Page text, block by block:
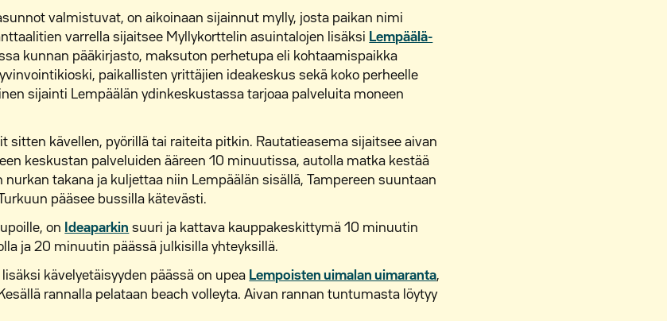
valmistuvat, on aikoinaan sijainnut mylly, josta paikan nimi
varrella sijaitsee Myllykorttelin asuintalojen lisäksi Lempäälä-
kunnan pääkirjasto, maksuton perhetupa eli kohtaamispaikka
paikallisten yrittäjien ideakeskus sekä koko perheelle
sijainti Lempäälän ydinkeskustassa tarjoaa palveluita moneen
sitten kävellen, pyörillä tai raiteita pitkin. Rautatieasema sijaitsee aivan
keskustan palveluiden ääreen 10 minuutissa, autolla matka kestää
takana ja kuljettaa niin Lempäälän sisällä, Tampereen suuntaan
pääsee bussilla kätevästi.
on Ideaparkin suuri ja kattava kauppakeskittymä 10 minuutin
ja 20 minuutin päässä julkisilla yhteyksillä.
kävelyetäisyyden päässä on upea Lempoisten uimalan uimaranta,
rannalla pelataan beach volleyta. Aivan rannan tuntumasta löytyy